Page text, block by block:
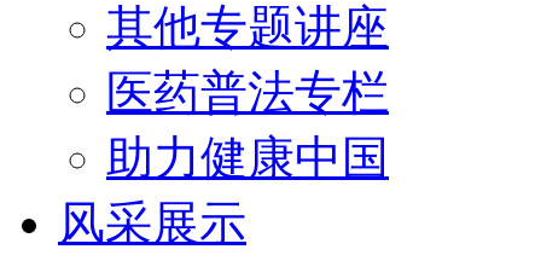
其他专题讲座
医药普法专栏
助力健康中国
风采展示